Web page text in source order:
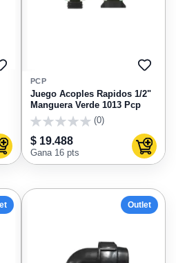
FAVORITOS
al carrito
PCP
Juego Acoples Rapidos 1/2"
Manguera Verde 1013 Pcp
(0)
$ 19.488
Gana 16 pts
Outlet